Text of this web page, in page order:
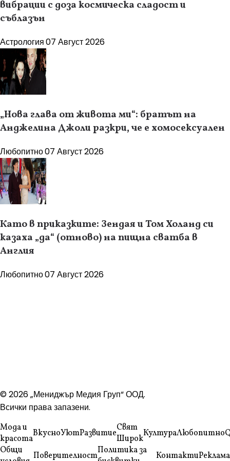
вибрации с доза космическа сладост и
съблазън
Астрология07 Август 2026
„Нова глава от живота ми“: братът на
Анджелина Джоли разкри, че е хомосексуален
Любопитно07 Август 2026
Като в приказките: Зендая и Том Холанд си
казаха „да“ (отново) на пищна сватба в
Англия
Любопитно07 Август 2026
© 2026 „Мениджър Медия Груп“ ООД.
Всички права запазени.
Мода и
красотаВкусноУютРазвитиеСвят
ШирокКултураЛюбопитно
Общи
ПоверителностПолитика за
КонтактиРеклама